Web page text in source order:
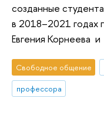
созданные
в 2018–2021 годах
Евгения Корнеева
Свободное общение
профессора